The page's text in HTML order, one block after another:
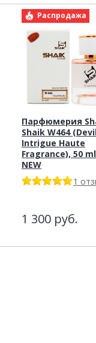
Распродажа
Парфюмерия
Shaik W464
Intrigue Haute
Fragrance), 50 ml
NEW
1
1 300 руб.